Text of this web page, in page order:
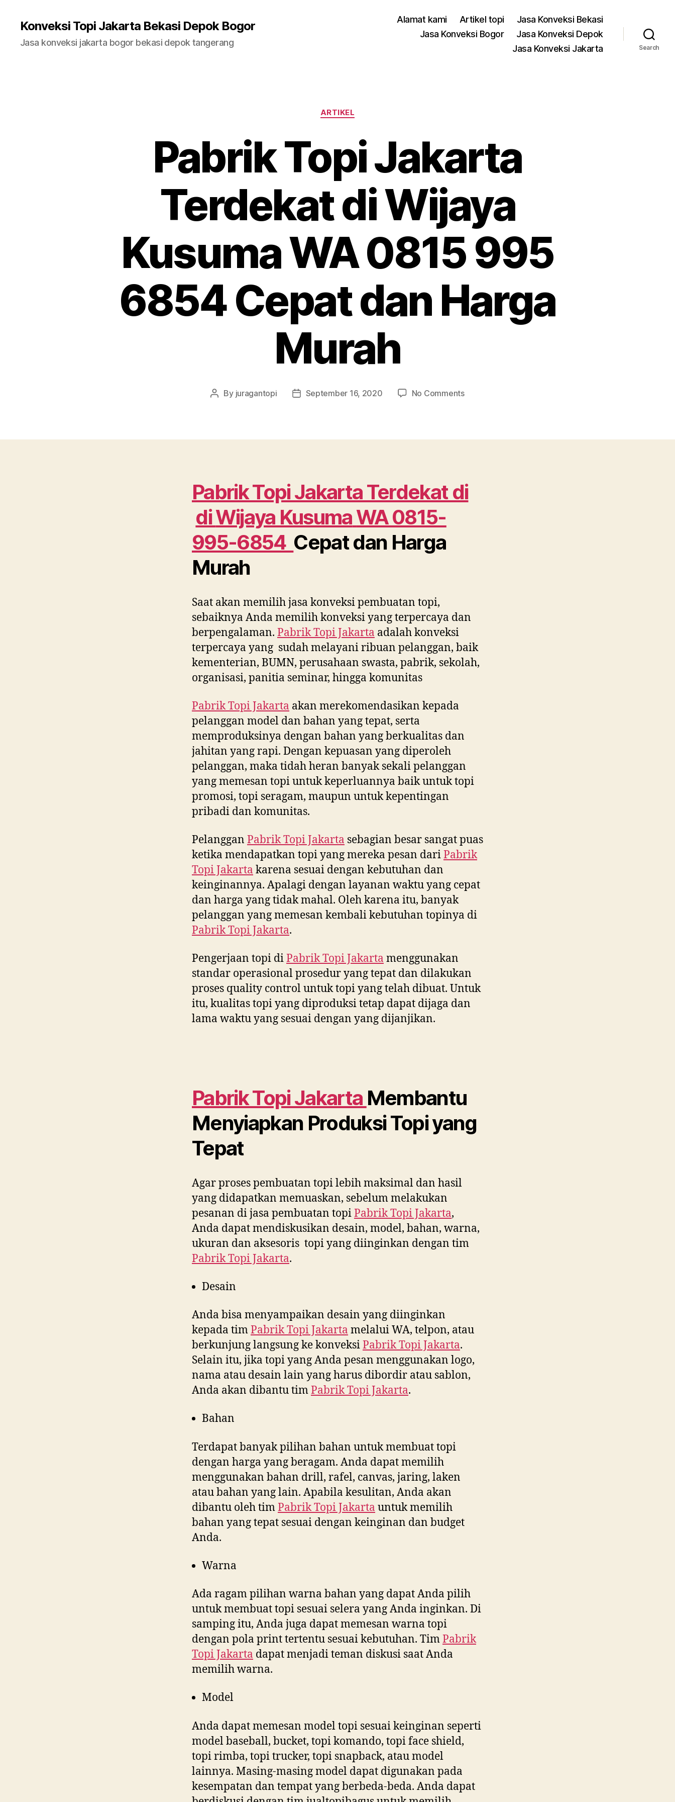
Konveksi Topi Jakarta Bekasi Depok Bogor
Jasa konveksi jakarta bogor bekasi depok tangerang
Alamat kami Artikel topi
Jasa Konveksi Bekasi
Jasa Konveksi Bogor
Jasa Konveksi Depok
Jasa Konveksi Jakarta
Search
Categories
ARTIKEL
Pabrik Topi Jakarta
Terdekat di Wijaya
Kusuma WA 0815 995
6854 Cepat dan Harga
Murah
Post
By juragantopi
PostSeptember 16, 2020 No Commentson
Terdekat
WA
0815
Pabrik Topi Jakarta Terdekat di
diWijaya KusumaWA 0815-
995-6854 Cepat dan Harga
Murah
Saat akan memilih jasa konveksi pembuatan topi,
sebaiknya Anda memilih konveksi yang terpercaya dan
berpengalaman. Pabrik Topi Jakarta adalah konveksi
terpercaya yang sudah melayani ribuan pelanggan, baik
kementerian, BUMN, perusahaan swasta, pabrik, sekolah,
organisasi, panitia seminar, hingga komunitas
Pabrik Topi Jakarta akan merekomendasikan kepada
pelanggan model dan bahan yang tepat, serta
memproduksinya dengan bahan yang berkualitas dan
jahitan yang rapi. Dengan kepuasan yang diperoleh
pelanggan, maka tidah heran banyak sekali pelanggan
yang memesan topi untuk keperluannya baik untuk topi
promosi, topi seragam, maupun untuk kepentingan
pribadi dan komunitas.
Pelanggan Pabrik Topi Jakarta sebagian besar sangat puas
ketika mendapatkan topi yang mereka pesan dariPabrik
Topi Jakarta karena sesuai dengan kebutuhan dan
keinginannya. Apalagi dengan layanan waktu yang cepat
dan harga yang tidak mahal. Oleh karena itu, banyak
pelanggan yang memesan kembali kebutuhan topinya di
Pabrik Topi Jakarta.
Pengerjaan topi diPabrik Topi Jakarta menggunakan
standar operasional prosedur yang tepat dan dilakukan
proses quality control untuk topi yang telah dibuat. Untuk
itu, kualitas topi yang diproduksi tetap dapat dijaga dan
lama waktu yang sesuai dengan yang dijanjikan.
Pabrik Topi Jakarta Membantu
Menyiapkan Produksi Topi yang
Tepat
Agar proses pembuatan topi lebih maksimal dan hasil
yang didapatkan memuaskan, sebelum melakukan
pesanan di jasa pembuatan topiPabrik Topi Jakarta,
Anda dapat mendiskusikan desain, model, bahan, warna,
ukuran dan aksesoris topi yang diinginkan dengan tim
Pabrik Topi Jakarta.
Desain
Anda bisa menyampaikan desain yang diinginkan
kepada timPabrik Topi Jakarta melalui WA, telpon, atau
berkunjung langsung ke konveksiPabrik Topi Jakarta.
Selain itu, jika topi yang Anda pesan menggunakan logo,
nama atau desain lain yang harus dibordir atau sablon,
Anda akan dibantu timPabrik Topi Jakarta.
Bahan
Terdapat banyak pilihan bahan untuk membuat topi
dengan harga yang beragam. Anda dapat memilih
menggunakan bahan drill, rafel, canvas, jaring, laken
atau bahan yang lain. Apabila kesulitan, Anda akan
dibantu oleh timPabrik Topi Jakarta untuk memilih
bahan yang tepat sesuai dengan keinginan dan budget
Anda.
Warna
Ada ragam pilihan warna bahan yang dapat Anda pilih
untuk membuat topi sesuai selera yang Anda inginkan. Di
samping itu, Anda juga dapat memesan warna topi
dengan pola print tertentu sesuai kebutuhan. TimPabrik
Topi Jakarta dapat menjadi teman diskusi saat Anda
memilih warna.
Model
Anda dapat memesan model topi sesuai keinginan seperti
model baseball, bucket, topi komando, topi face shield,
topi rimba, topi trucker, topi snapback, atau model
lainnya. Masing-masing model dapat digunakan pada
kesempatan dan tempat yang berbeda-beda. Anda dapat